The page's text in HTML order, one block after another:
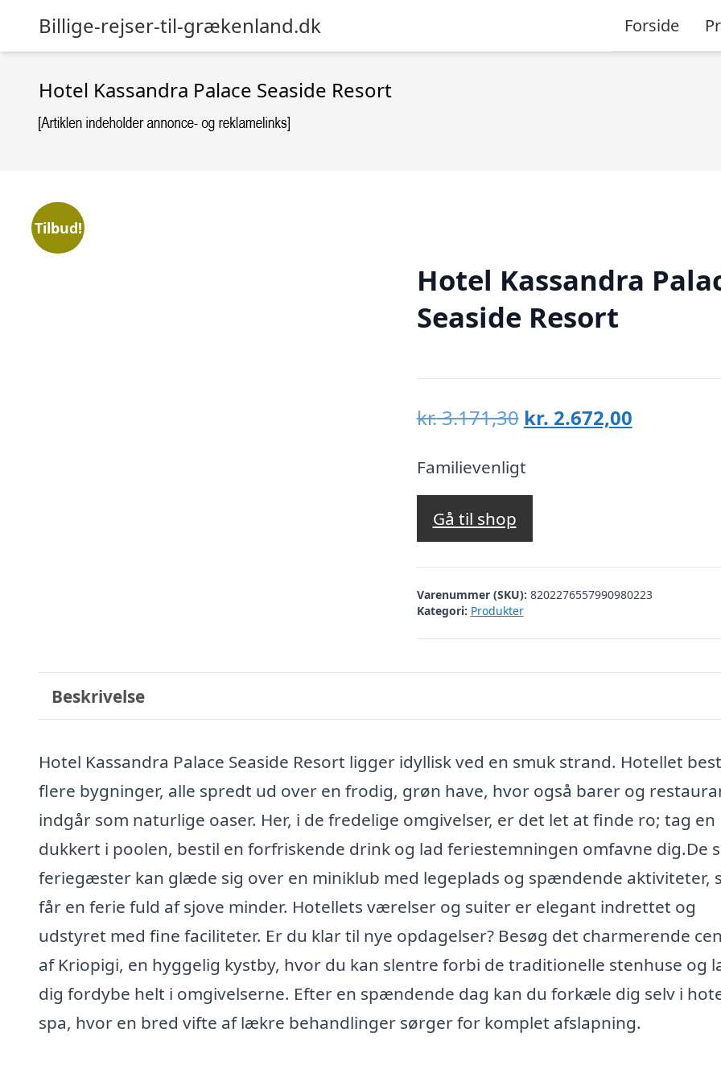
Billige-rejser-til-grækenland.dk Forside
Hotel Kassandra Palace Seaside Resort
Tilbud!
Hotel Kassandra
Seaside Resort
kr.3.171,30 Den
pris
var:
kr. 2.672,00Den
Familievenligt
Gå til shop
Varenummer (SKU): 8202276557990980223
Kategori: Produkter
Beskrivelse
Hotel Kassandra Palace Seaside Resort ligger idyllisk ved en smuk strand. Hotellet
flere bygninger, alle spredt ud over en frodig, grøn have, hvor også barer og
indgår som naturlige oaser. Her, i de fredelige omgivelser, er det let at finde ro; tag en
dukkert i poolen, bestil en forfriskende drink og lad feriestemningen omfavne dig.De
feriegæster kan glæde sig over en miniklub med legeplads og spændende aktiviteter,
får en ferie fuld af sjove minder. Hotellets værelser og suiter er elegant indrettet og
udstyret med fine faciliteter. Er du klar til nye opdagelser? Besøg det charmerende
af Kriopigi, en hyggelig kystby, hvor du kan slentre forbi de traditionelle stenhuse og
dig fordybe helt i omgivelserne. Efter en spændende dag kan du forkæle dig selv i
spa, hvor en bred vifte af lækre behandlinger sørger for komplet afslapning.